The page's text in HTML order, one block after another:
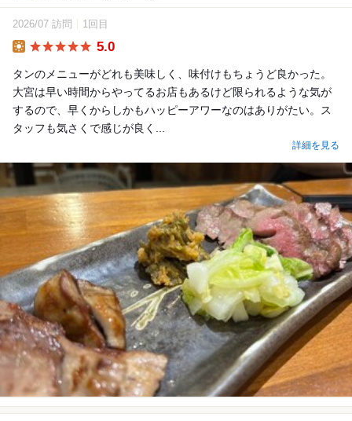
2026/07 訪問 1回目
5.0
タンのメニューがどれも美味しく、味付けもちょうど良かった。
大宮は早い時間からやってるお店もあるけど限られるような気が
するので、早くからしかもハッピーアワーなのはありがたい。ス
タッフも気さくで感じが良く...
詳細を見る